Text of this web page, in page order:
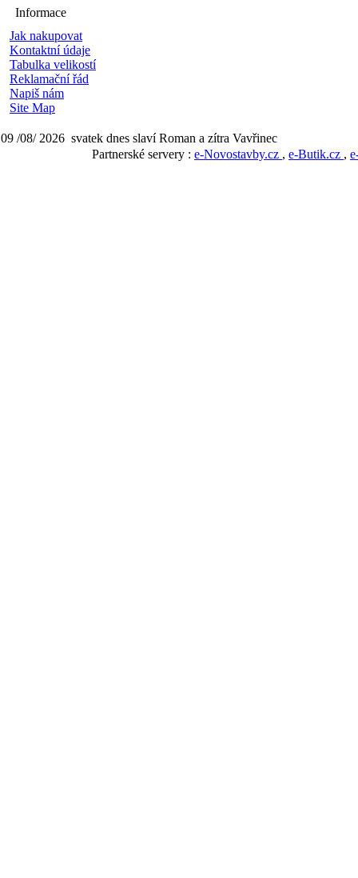
Informace
Jak nakupovat
Kontaktní údaje
Tabulka velikostí
Reklamační řád
Napiš nám
Site Map
09 /08/ 2026 svatek dnes slaví Roman a zítra Vavřinec
Partnerské servery : e-Novostavby.cz , e-Butik.cz ,